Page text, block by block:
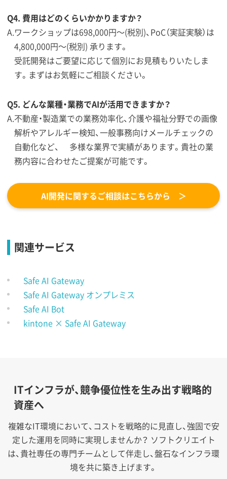
Q4. 費用はどのくらいかかりますか？
ワークショップは698,000円〜(税別)、PoC（実証実験）は
4,800,000円〜(税別) 承ります。
受託開発はご要望に応じて個別にお見積もりいたしま
す。まずはお気軽にご相談ください。
Q5. どんな業種・業務でAIが活用できますか？
不動産・製造業での業務効率化、介護や福祉分野での画像
解析やアレルギー検知、一般事務向けメールチェックの
自動化など、 多様な業界で実績があります。貴社の業
務内容に合わせたご提案が可能です。
AI開発に関するご相談はこちらから ＞
関連サービス
Safe AI Gateway
Safe AI Gateway オンプレミス
Safe AI Bot
kintone × Safe AI Gateway
ITインフラが、競争優位性を生み出す戦略的
資産へ
複雑なIT環境において、コストを戦略的に見直し、強固で安
定した運用を同時に実現しませんか？ ソフトクリエイト
は、貴社専任の専門チームとして伴走し、盤石なインフラ環
境を共に築き上げます。